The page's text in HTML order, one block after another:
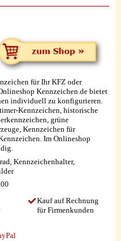
für Ihr KFZ oder
Kennzeichen.de bietet
individuell zu konfigurieren.
Kennzeichen, historische
grüne
Kennzeichen für
Im Onlineshop
Kennzeichenhalter,
Kauf auf Rechnung
für Firmenkunden